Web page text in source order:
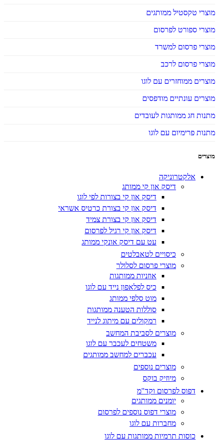
מוצרי טקסטיל ממותגים
מוצרי ספורט לפרסום
מוצרי פרסום למשרד
מוצרי פרסום לרכב
מוצרים ממוחזרים עם לוגו
מוצרים עונתיים מודפסים
מתנות חג ממותגות לעובדים
מתנות פרימיום עם לוגו
מוצרים
אלקטרוניקה
דיסק און קי ממותג
דיסק און קי בצורות לפי לוגו
דיסק און קי בצורת כרטיס אשראי
דיסק און קי בצורת צמיד
דיסק און קי רגיל לפרסום
עט עם דיסק אונקי ממותג
כיסויים לטאבלטים
מוצרי פרסום לסלולר
אוזניות ממותגות
כיס לפלאפון נייד עם לוגו
מוט סלפי ממותג
סוללות הטענה ממותגות
רמקולים עם מיתוג לנייד
מוצרים לסביבת המחשב
משטחים לעכבר עם לוגו
עכברים למחשב ממותגים
מוצרים נוספים
מיוזיק בוקס
דפוס לפרסום וקד"מ
יומנים ממותגים
מוצרי דפוס נוספים לפרסום
מחברות עם לוגו
כוסות תרמיות ממותגות עם לוגו